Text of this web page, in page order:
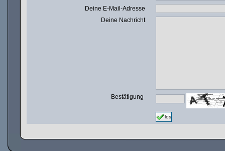
Deine E-Mail-Adresse
Deine Nachricht
Bestätigung
los